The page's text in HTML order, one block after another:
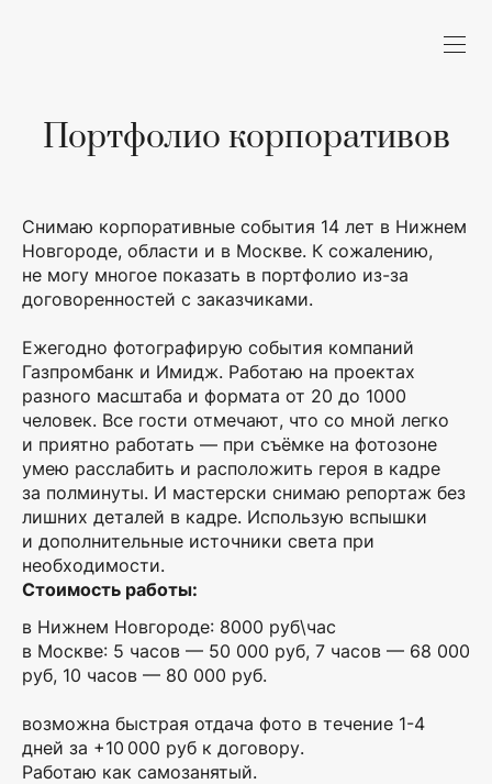
Портфолио корпоративов
Снимаю корпоративные события 14 лет в Нижнем
Новгороде, области и в Москве. К сожалению,
не могу многое показать в портфолио из-за
договоренностей с заказчиками.
Ежегодно фотографирую события компаний
Газпромбанк и Имидж. Работаю на проектах
разного масштаба и формата от 20 до 1000
человек. Все гости отмечают, что со мной легко
и приятно работать — при съёмке на фотозоне
умею расслабить и расположить героя в кадре
за полминуты. И мастерски снимаю репортаж без
лишних деталей в кадре. Использую вспышки
и дополнительные источники света при
необходимости.
Стоимость работы:
в Нижнем Новгороде: 8000 руб\час
в Москве: 5 часов — 50 000 руб, 7 часов — 68 000
руб, 10 часов — 80 000 руб.
возможна быстрая отдача фото в течение 1-4
дней за +10 000 руб к договору.
Работаю как самозанятый.